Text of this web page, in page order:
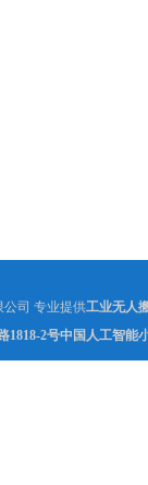
公司 专业提供工业无人
1818-2号中国人工智能